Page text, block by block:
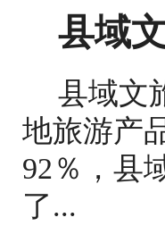
县域
县域文
地旅游产
92％，县
了...